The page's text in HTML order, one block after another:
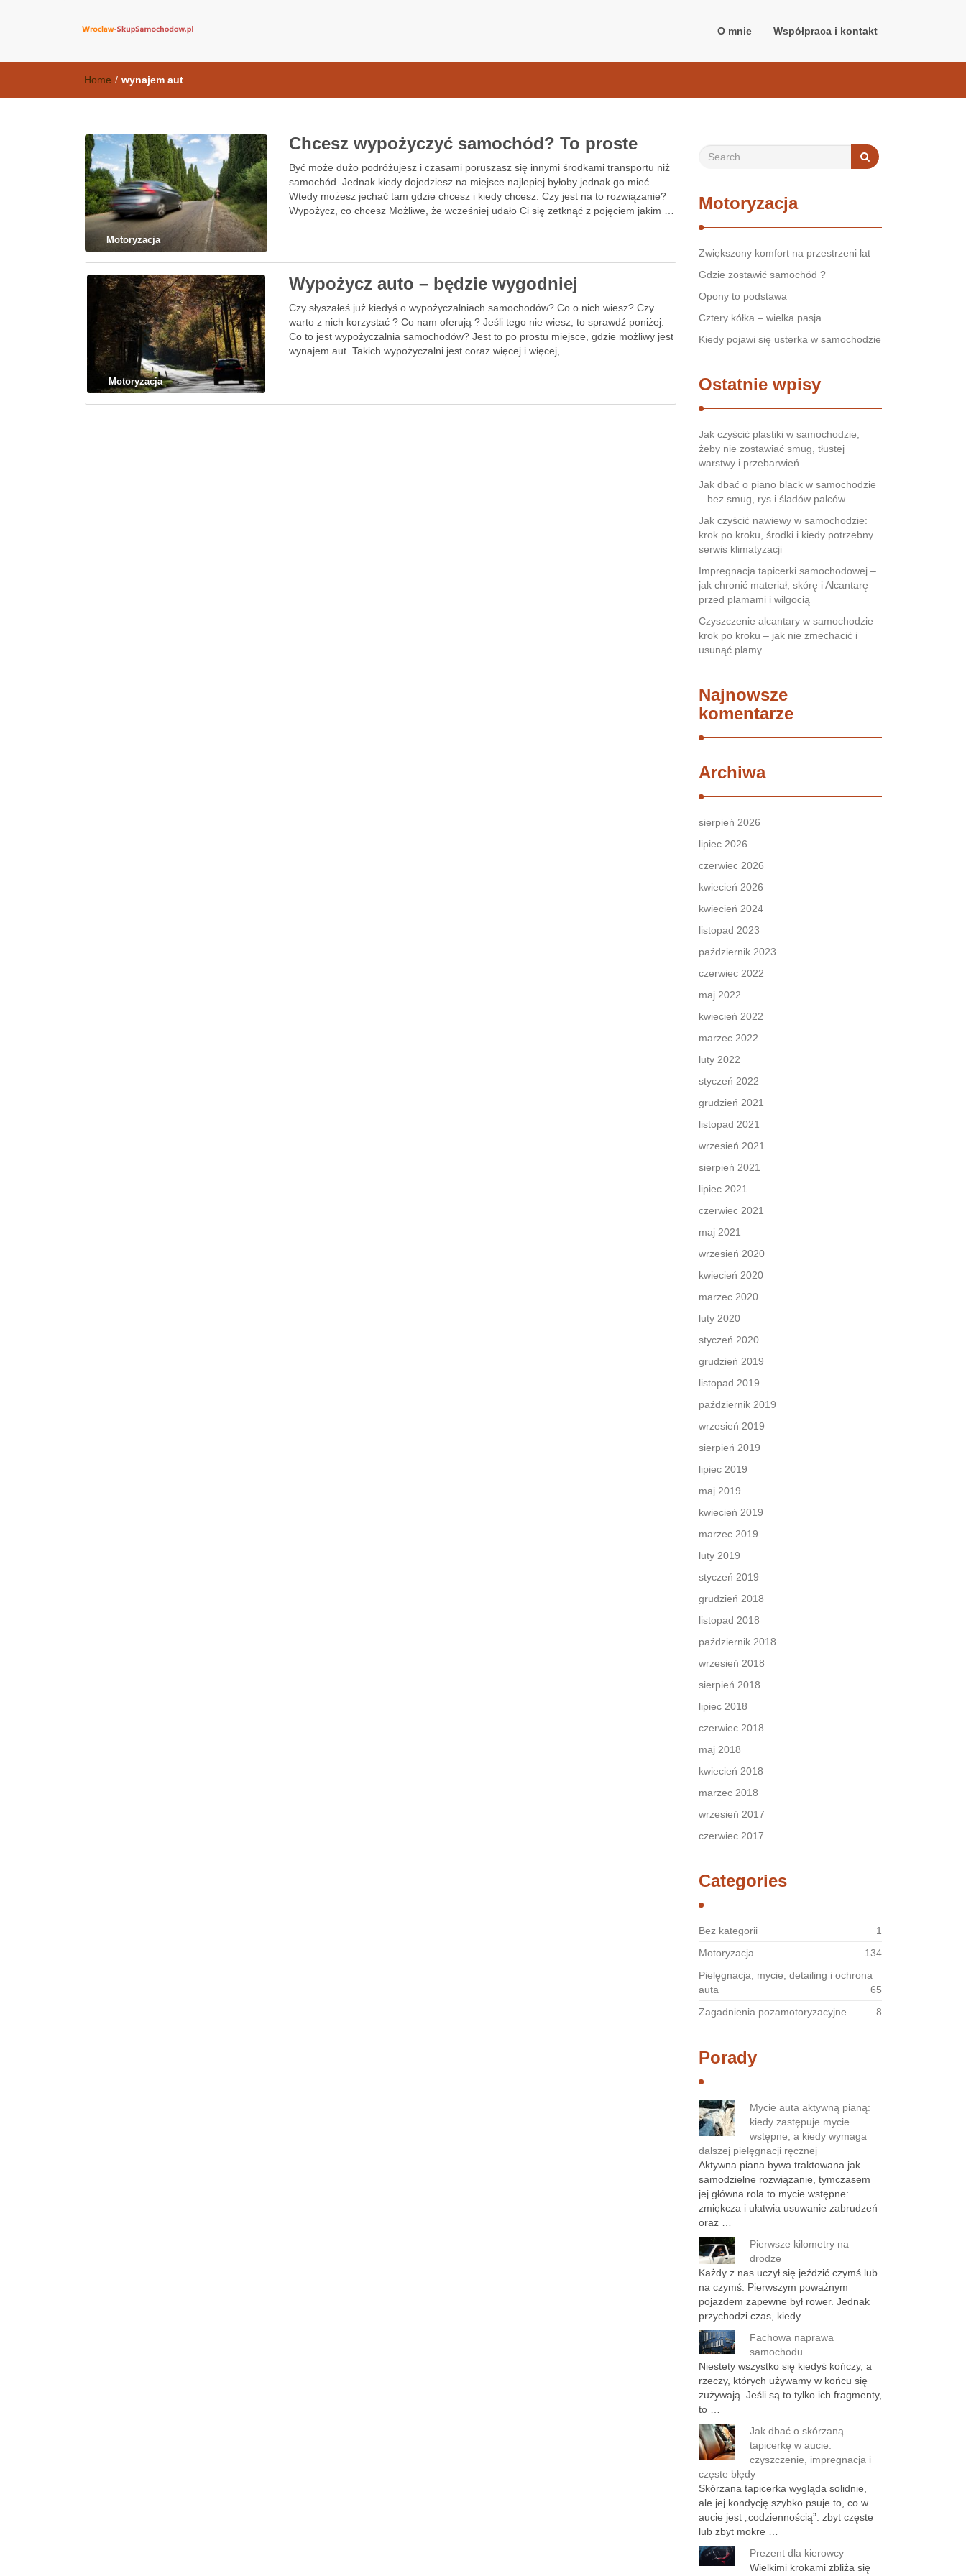
O mnie Współpraca i kontakt
Home / wynajem aut
Motoryzacja
Chcesz wypożyczyć samochód? To proste
Być może dużo podróżujesz i czasami poruszasz się innymi środkami transportu niż
samochód. Jednak kiedy dojedziesz na miejsce najlepiej byłoby jednak go mieć.
Wtedy możesz jechać tam gdzie chcesz i kiedy chcesz. Czy jest na to rozwiązanie?
Wypożycz, co chcesz Możliwe, że wcześniej udało Ci się zetknąć z pojęciem jakim …
Motoryzacja
Wypożycz auto – będzie wygodniej
Czy słyszałeś już kiedyś o wypożyczalniach samochodów? Co o nich wiesz? Czy
warto z nich korzystać ? Co nam oferują ? Jeśli tego nie wiesz, to sprawdź poniżej.
Co to jest wypożyczalnia samochodów? Jest to po prostu miejsce, gdzie możliwy jest
wynajem aut. Takich wypożyczalni jest coraz więcej i więcej, …
Motoryzacja
Zwiększony komfort na przestrzeni lat
Gdzie zostawić samochód ?
Opony to podstawa
Cztery kółka – wielka pasja
Kiedy pojawi się usterka w samochodzie
Ostatnie wpisy
Jak czyścić plastiki w samochodzie,
żeby nie zostawiać smug, tłustej
warstwy i przebarwień
Jak dbać o piano black w samochodzie
– bez smug, rys i śladów palców
Jak czyścić nawiewy w samochodzie:
krok po kroku, środki i kiedy potrzebny
serwis klimatyzacji
Impregnacja tapicerki samochodowej –
jak chronić materiał, skórę i Alcantarę
przed plamami i wilgocią
Czyszczenie alcantary w samochodzie
krok po kroku – jak nie zmechacić i
usunąć plamy
Najnowsze
komentarze
Archiwa
sierpień 2026
lipiec 2026
czerwiec 2026
kwiecień 2026
kwiecień 2024
listopad 2023
październik 2023
czerwiec 2022
maj 2022
kwiecień 2022
marzec 2022
luty 2022
styczeń 2022
grudzień 2021
listopad 2021
wrzesień 2021
sierpień 2021
lipiec 2021
czerwiec 2021
maj 2021
wrzesień 2020
kwiecień 2020
marzec 2020
luty 2020
styczeń 2020
grudzień 2019
listopad 2019
październik 2019
wrzesień 2019
sierpień 2019
lipiec 2019
maj 2019
kwiecień 2019
marzec 2019
luty 2019
styczeń 2019
grudzień 2018
listopad 2018
październik 2018
wrzesień 2018
sierpień 2018
lipiec 2018
czerwiec 2018
maj 2018
kwiecień 2018
marzec 2018
wrzesień 2017
czerwiec 2017
Categories
Bez kategorii
1
Motoryzacja
134
Pielęgnacja, mycie, detailing i ochrona
auta
65
Zagadnienia pozamotoryzacyjne
8
Porady
Mycie auta aktywną pianą:
kiedy zastępuje mycie
wstępne, a kiedy wymaga
dalszej pielęgnacji ręcznej
Aktywna piana bywa traktowana jak
samodzielne rozwiązanie, tymczasem
jej główna rola to mycie wstępne:
zmiękcza i ułatwia usuwanie zabrudzeń
oraz …
Pierwsze kilometry na
drodze
Każdy z nas uczył się jeździć czymś lub
na czymś. Pierwszym poważnym
pojazdem zapewne był rower. Jednak
przychodzi czas, kiedy …
Fachowa naprawa
samochodu
Niestety wszystko się kiedyś kończy, a
rzeczy, których używamy w końcu się
zużywają. Jeśli są to tylko ich fragmenty,
to …
Jak dbać o skórzaną
tapicerkę w aucie:
czyszczenie, impregnacja i
częste błędy
Skórzana tapicerka wygląda solidnie,
ale jej kondycję szybko psuje to, co w
aucie jest „codziennością”: zbyt częste
lub zbyt mokre …
Prezent dla kierowcy
Wielkimi krokami zbliża się